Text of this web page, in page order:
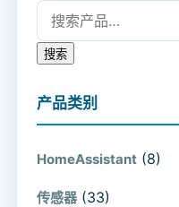
搜索：
搜索
产品类别
HomeAssistant (8)
传感器 (33)